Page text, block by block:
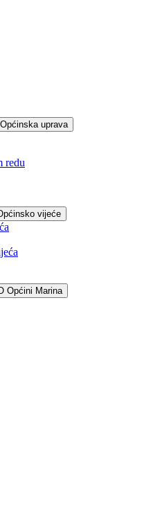
uprava
redu
vijeće
Općini Marina